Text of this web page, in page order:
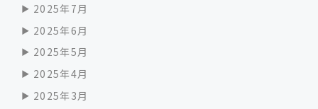
2025年7月
2025年6月
2025年5月
2025年4月
2025年3月